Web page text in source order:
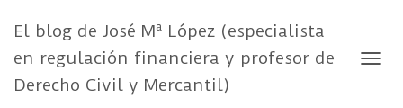
El blog de José Mª López (especialista
en regulación financiera y profesor de
Derecho Civil y Mercantil)